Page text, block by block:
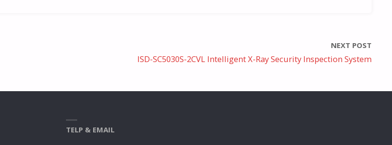
NEXT POST
ISD-SC5030S-2CVL Intelligent X-Ray Security Inspection System
TELP & EMAIL